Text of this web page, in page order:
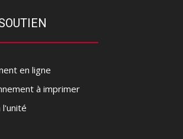
en ligne
à imprimer
l'unité